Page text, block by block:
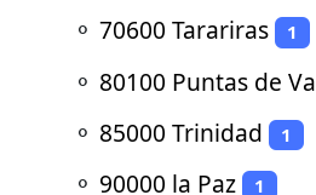
⚬ 70600 Tarariras 1
⚬ 80100 Puntas de
⚬ 85000 Trinidad 1
⚬ 90000 la Paz 1